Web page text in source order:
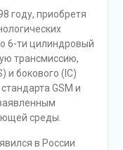
году, приобретя
6-ти цилиндровый
трансмиссию,
и бокового (IC)
GSM и
среды.
в России